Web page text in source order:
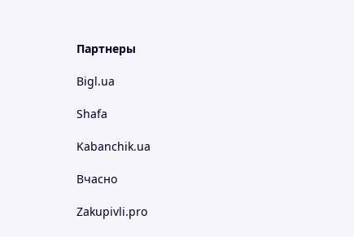
Партнеры
Bigl.ua
Shafa
Kabanchik.ua
Вчасно
Zakupivli.pro